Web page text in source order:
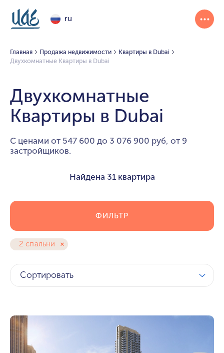
ru
Главная Продажа недвижимости
Квартиры в Dubai
Двухкомнатные Квартиры в Dubai
Двухкомнатные
Квартиры в Dubai
С ценами от 547 600 до 3 076 900 руб, от 9
застройщиков.
Найдена 31 квартира
2 спальни
ФИЛЬТР
Сортировать